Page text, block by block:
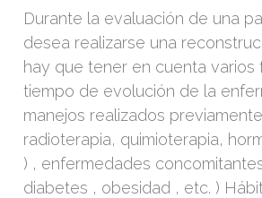
Durante la evaluación de una
desea realizarse una
hay que tener en cuenta varios
tiempo de evolución de la
manejos realizados
radioterapia, quimioterapia,
) , enfermedades
diabetes , obesidad , etc. )